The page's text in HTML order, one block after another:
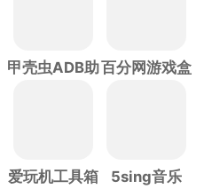
甲壳虫ADB助百分网游戏盒
爱玩机工具箱 5sing音乐